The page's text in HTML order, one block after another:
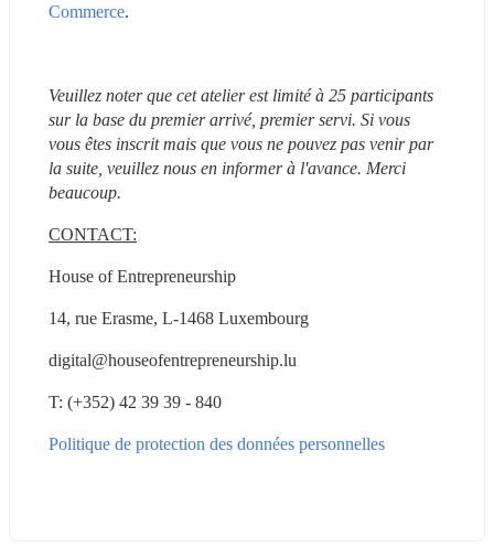
Commerce.
Veuillez noter que cet atelier est limité à 25 participants
sur la base du premier arrivé, premier servi. Si vous
vous êtes inscrit mais que vous ne pouvez pas venir par
la suite, veuillez nous en informer à l'avance. Merci
beaucoup.
CONTACT:
House of Entrepreneurship
14, rue Erasme, L-1468 Luxembourg
digital@houseofentrepreneurship.lu
T: (+352) 42 39 39 - 840
Politique de protection des données personnelles